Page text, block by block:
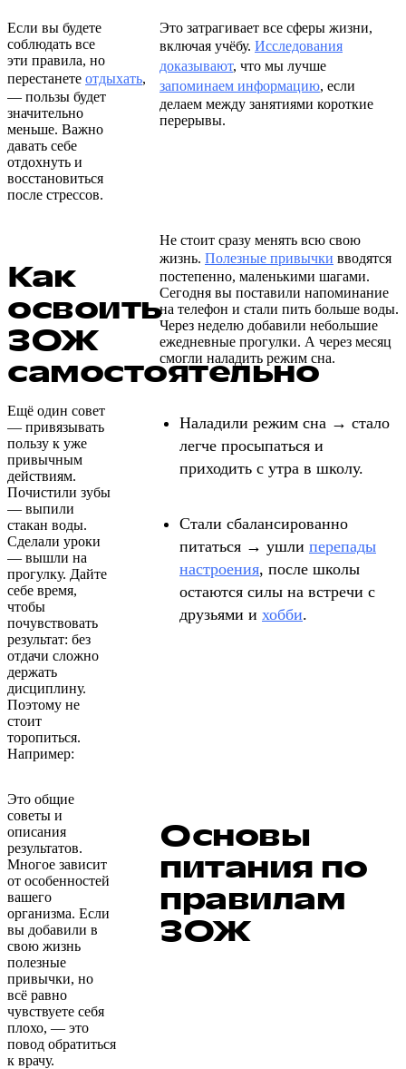
Если вы будете
соблюдать все
эти правила, но
перестанете отдыхать,
— пользы будет
значительно
меньше. Важно
давать себе
отдохнуть и
восстановиться
после стрессов.
Это затрагивает все сферы жизни,
включая учёбу. Исследования
доказывают, что мы лучше
запоминаем информацию, если
делаем между занятиями короткие
перерывы.
Как
освоить
ЗОЖ
самостоятельно
Не стоит сразу менять всю свою
жизнь. Полезные привычки вводятся
постепенно, маленькими шагами.
Сегодня вы поставили напоминание
на телефон и стали пить больше воды.
Через неделю добавили небольшие
ежедневные прогулки. А через месяц
смогли наладить режим сна.
Ещё один совет
— привязывать
пользу к уже
привычным
действиям.
Почистили зубы
— выпили
стакан воды.
Сделали уроки
— вышли на
прогулку. Дайте
себе время,
чтобы
почувствовать
результат: без
отдачи сложно
держать
дисциплину.
Поэтому не
стоит
торопиться.
Например:
Наладили режим сна → стало
легче просыпаться и
приходить с утра в школу.
Стали сбалансированно
питаться → ушли перепады
настроения, после школы
остаются силы на встречи с
друзьями и хобби.
Это общие
советы и
описания
результатов.
Многое зависит
от особенностей
вашего
организма. Если
вы добавили в
свою жизнь
полезные
привычки, но
всё равно
чувствуете себя
плохо, — это
повод обратиться
к врачу.
Основы
питания по
правилам
ЗОЖ